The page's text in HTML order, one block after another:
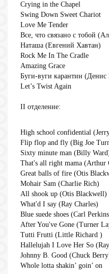
Crying in the Chapel
Swing Down Sweet Chariot
Love Me Tender
Все, что связано с тобой
Наташа (Евгений Хавтан)
Rock Me In The Cradle
Amazing Grace
Буги-вуги карантин
Let’s Twist Again
II отделение:
High school confidential
Flip flop and fly (Big Joe
Sixty minute man (Billy
That's all right mama (Arthur
Great balls of fire (Otis
Mohair Sam (Charlie Rich)
All shook up (Otis Blackwell)
What'd I say (Ray Charles)
Blue suede shoes (Carl
After You've Gone (Turner
Tutti Frutti (Little Richard )
Hallelujah I Love Her So
Johnny B. Good (Сhuck
Whole lotta shakin’ goin’ on